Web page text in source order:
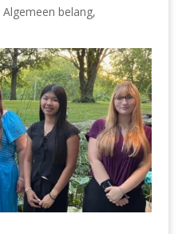
Algemeen belang,